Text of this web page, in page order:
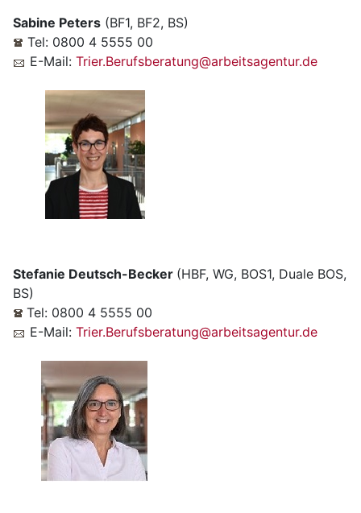
Sabine Peters (BF1, BF2, BS)
Tel: 0800 4 5555 00
E-Mail: Trier.Berufsberatung@arbeitsagentur.de
Stefanie Deutsch-Becker (HBF, WG, BOS1, Duale BOS,
BS)
Tel: 0800 4 5555 00
E-Mail: Trier.Berufsberatung@arbeitsagentur.de